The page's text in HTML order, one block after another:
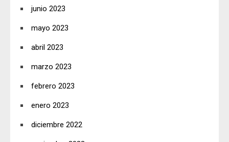
junio 2023
mayo 2023
abril 2023
marzo 2023
febrero 2023
enero 2023
diciembre 2022